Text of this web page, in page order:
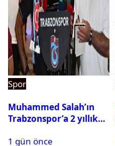
Spor
Muhammed Salah’ın
Trabzonspor’a 2 yıllık
1 gün önce